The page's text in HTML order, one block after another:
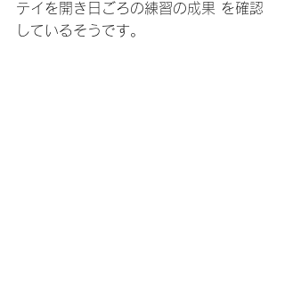
テイを開き日ごろの練習の成果 を確認
しているそうです。